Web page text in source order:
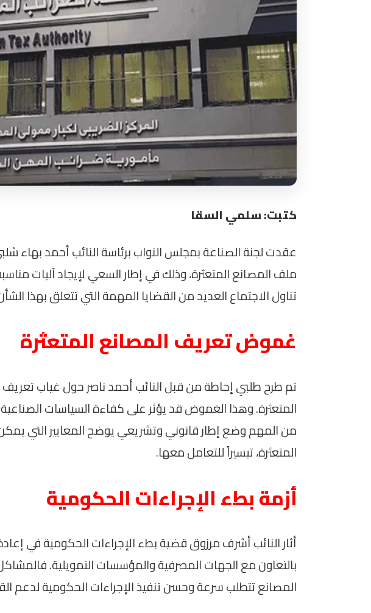
كتبت: سلمي السقا
عقدت لجنة الصناعة بمجلس النواب برئاسة النائب أحمد بهاء
ملف المصانع المتعثرة، وذلك في إطار السعي لإيجاد آليات
تناول الاجتماع العديد من القضايا المهمة التي تتعلق بهذا
غموض تعريف المصانع المتعثرة
تم طرح طلبي إحاطة من قبل النائب أحمد ناصر حول غياب
المتعثرة. وهذا الغموض قد يؤثر على كفاءة السياسات
من المهم وضع إطار قانوني وتشريعي يوضح المعايير التي
المتعثرة، تيسيراً للتعامل معها.
أزمة بطء الإجراءات الحكومية
أثار النائب أشرف مرزوق قضية بطء الإجراءات الحكومية في
بالتعاون مع الجهات المصرفية والمؤسسات التمويلية.
المصانع تتطلب سرعة وحسن تنفيذ الإجراءات الحكومية لدعم